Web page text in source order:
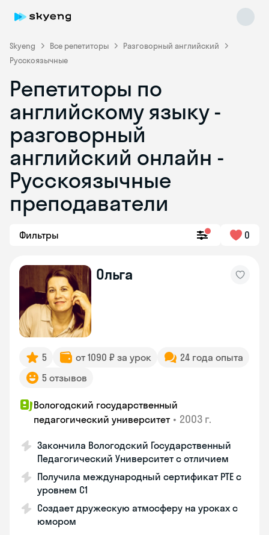
Skyeng Все репетиторы
Разговорный английский
Русскоязычные
Репетиторы по
английскому языку -
разговорный
английский онлайн -
Русскоязычные
преподаватели
Фильтры 0
Ольга
5 от 1090 ₽ за урок
24 года опыта
5 отзывов
Вологодский государственный
педагогический университет • 2003 г.
Закончила Вологодский Государственный
Педагогический Университет с отличием
Получила международный сертификат PTE с
уровнем C1
Создает дружескую атмосферу на уроках с
юмором
Skyeng Chat